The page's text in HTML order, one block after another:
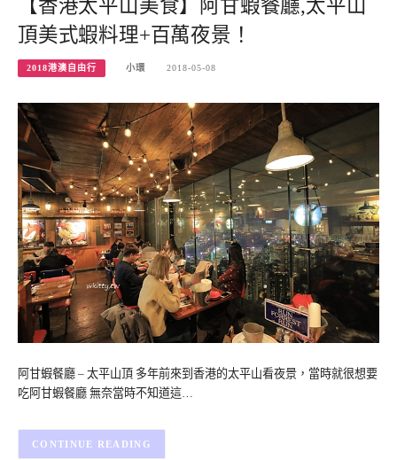
【香港太平山美食】阿甘蝦餐廳,太平山
頂美式蝦料理+百萬夜景！
2018港澳自由行 小環 2018-05-08
阿甘蝦餐廳 – 太平山頂 多年前來到香港的太平山看夜景，當時就很想要
吃阿甘蝦餐廳 無奈當時不知道這…
CONTINUE READING